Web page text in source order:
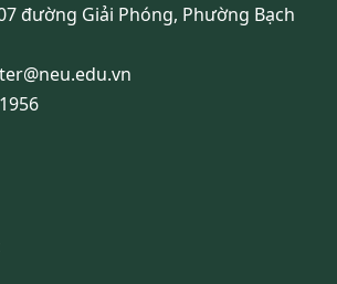
đường Giải Phóng, Phường Bạch